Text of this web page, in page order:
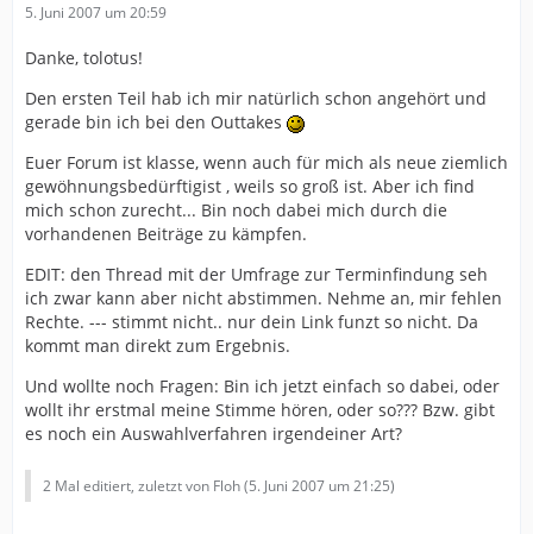
5. Juni 2007 um 20:59
Danke, tolotus!
Den ersten Teil hab ich mir natürlich schon angehört und
gerade bin ich bei den Outtakes
Euer Forum ist klasse, wenn auch für mich als neue ziemlich
gewöhnungsbedürftigist , weils so groß ist. Aber ich find
mich schon zurecht... Bin noch dabei mich durch die
vorhandenen Beiträge zu kämpfen.
EDIT: den Thread mit der Umfrage zur Terminfindung seh
ich zwar kann aber nicht abstimmen. Nehme an, mir fehlen
Rechte. --- stimmt nicht.. nur dein Link funzt so nicht. Da
kommt man direkt zum Ergebnis.
Und wollte noch Fragen: Bin ich jetzt einfach so dabei, oder
wollt ihr erstmal meine Stimme hören, oder so??? Bzw. gibt
es noch ein Auswahlverfahren irgendeiner Art?
2 Mal editiert, zuletzt von Floh (5. Juni 2007 um 21:25)